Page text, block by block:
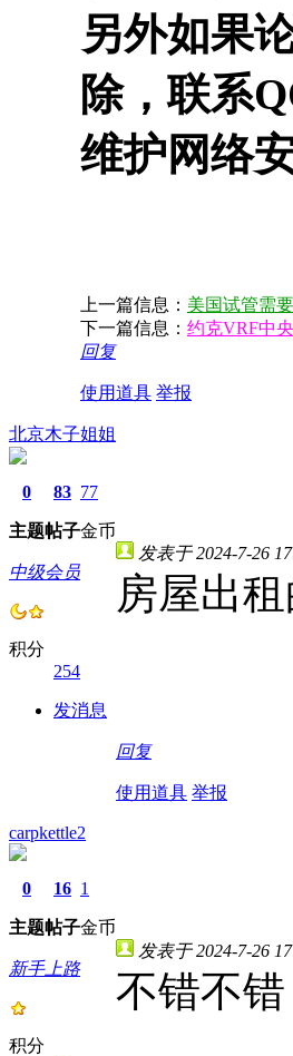
另外如果
除，联系
维护网络
上一篇信息： 美国试管需
下一篇信息： 约克VRF中
回复
使用道具 举报
北京木子姐姐
0
主题
83
帖子
77
金币
中级会员
积分
254
发消息
发表于 2024-7-26
房屋出租
回复
使用道具 举报
carpkettle2
0
主题
16
帖子
1
金币
新手上路
积分
发表于 2024-7-26
不错不